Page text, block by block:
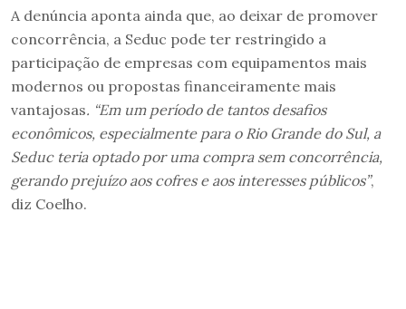
A denúncia aponta ainda que, ao deixar de promover
concorrência, a Seduc pode ter restringido a
participação de empresas com equipamentos mais
modernos ou propostas financeiramente mais
vantajosas. “Em um período de tantos desafios
econômicos, especialmente para o Rio Grande do Sul, a
Seduc teria optado por uma compra sem concorrência,
gerando prejuízo aos cofres e aos interesses públicos”,
diz Coelho.